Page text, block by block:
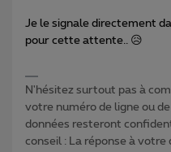
Je le signale directement
pour cette attente.. 😥
N'hésitez surtout pas à
votre numéro de ligne ou
données resteront
conseil : La réponse à votre